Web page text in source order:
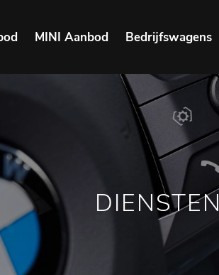
MINI Aanbod Bedrijfswagens
DIENSTEN